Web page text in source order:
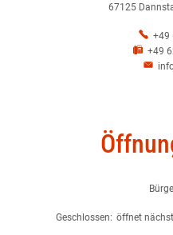
67125
+49
+49
Klicken, um weitere
Geschlossen: öffnet